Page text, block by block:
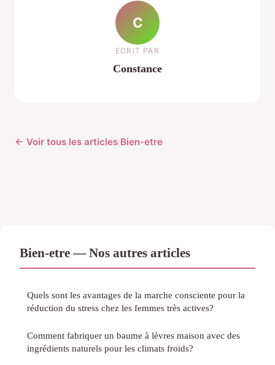
C
ECRIT PAR
Constance
← Voir tous les articles Bien-etre
Bien-etre — Nos autres articles
Quels sont les avantages de la marche consciente pour la
réduction du stress chez les femmes très actives?
Comment fabriquer un baume à lèvres maison avec des
ingrédients naturels pour les climats froids?